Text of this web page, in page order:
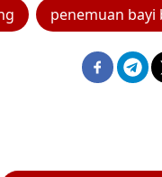
penemuan bayi